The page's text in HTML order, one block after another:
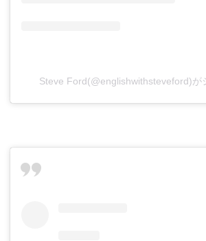
Steve Ford(@englishwithsteveford)が